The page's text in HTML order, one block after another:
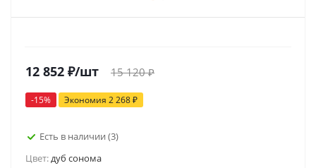
12 852 ₽/шт 15 120₽
-15% Экономия 2 268₽
Есть в наличии (3)
Цвет:дуб сонома